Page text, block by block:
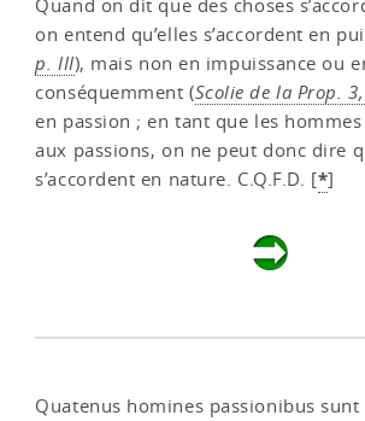
Quand on dit que des choses
on entend qu’elles s’accordent en
p. III), mais non en impuissance ou
conséquemment (Scolie de la Prop.
en passion ; en tant que les
aux passions, on ne peut donc dire
s’accordent en nature. C.Q.F.D. [*]
Quatenus homines passionibus